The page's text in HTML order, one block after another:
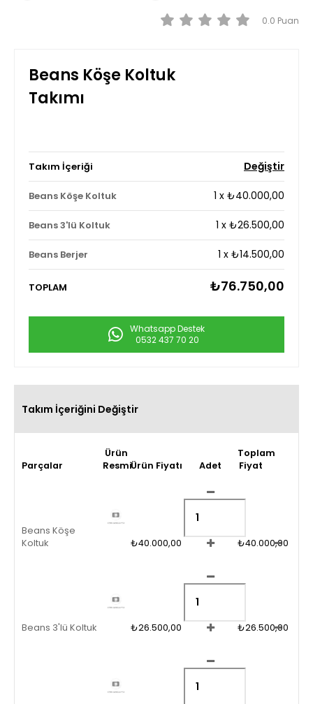
0.0
Beans Köşe Koltuk
Takımı
Takım İçeriği Değiştir
Beans Köşe Koltuk 1 x ₺40.000,00
Beans 3'lü Koltuk 1 x ₺26.500,00
Beans Berjer 1 x ₺14.500,00
TOPLAM ₺76.750,00
Whatsapp Destek
0532 437 70 20
Takım İçeriğini Değiştir
Parçalar
Ürün
ResmiÜrün Fiyatı Adet
Toplam
Fiyat
Beans Köşe
Koltuk
₺40.000,00 ₺40.000,00
Beans 3'lü Koltuk ₺26.500,00 ₺26.500,00